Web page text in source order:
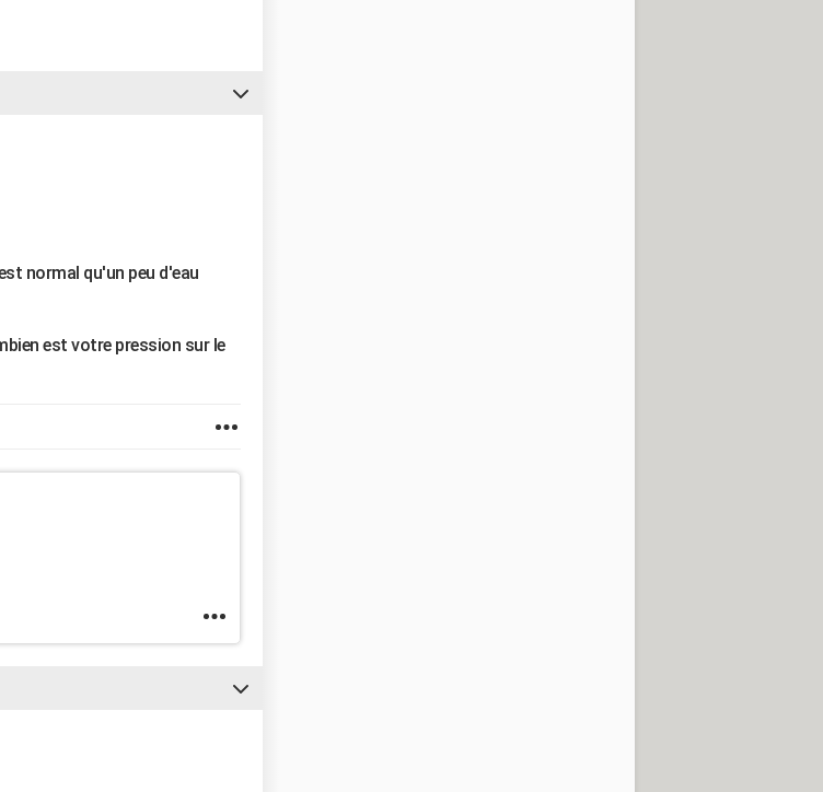
normal qu'un peu d'eau
est votre pression sur le